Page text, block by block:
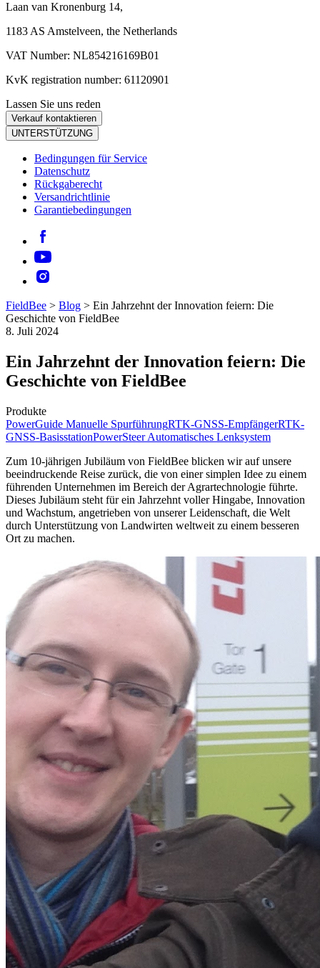
Laan van Kronenburg 14,
1183 AS Amstelveen, the Netherlands
VAT Number: NL854216169B01
KvK registration number: 61120901
Lassen Sie uns reden
Verkauf kontaktieren
UNTERSTÜTZUNG
Bedingungen für Service
Datenschutz
Rückgaberecht
Versandrichtlinie
Garantiebedingungen
FieldBee > Blog > Ein Jahrzehnt der Innovation feiern: Die
Geschichte von FieldBee
8. Juli 2024
Ein Jahrzehnt der Innovation feiern: Die
Geschichte von FieldBee
Produkte
PowerGuide Manuelle SpurführungRTK-GNSS-EmpfängerRTK-
GNSS-BasisstationPowerSteer Automatisches Lenksystem
Zum 10-jährigen Jubiläum von FieldBee blicken wir auf unsere
beeindruckende Reise zurück, die von einer simplen Idee zu einem
führenden Unternehmen im Bereich der Agrartechnologie führte.
Dieses Jubiläum steht für ein Jahrzehnt voller Hingabe, Innovation
und Wachstum, angetrieben von unserer Leidenschaft, die Welt
durch Unterstützung von Landwirten weltweit zu einem besseren
Ort zu machen.